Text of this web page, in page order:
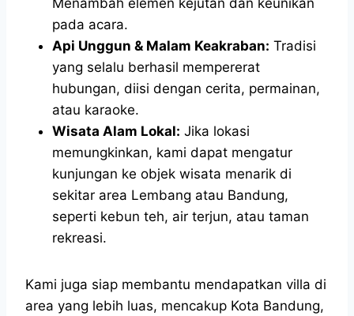
pada acara.
Api Unggun & Malam Keakraban: Tradisi
yang selalu berhasil mempererat
hubungan, diisi dengan cerita, permainan,
atau karaoke.
Wisata Alam Lokal: Jika lokasi
memungkinkan, kami dapat mengatur
kunjungan ke objek wisata menarik di
sekitar area Lembang atau Bandung,
seperti kebun teh, air terjun, atau taman
rekreasi.
Kami juga siap membantu mendapatkan villa di
area yang lebih luas, mencakup Kota Bandung,